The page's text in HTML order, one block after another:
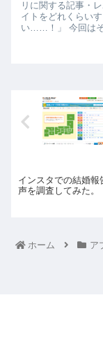
リに関する記事・
イトをどれくらい
い……！」 今回はそ
インスタでの結婚
声を調査してみた。
ホーム ア